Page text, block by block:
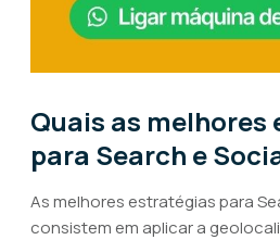
Quais as
para Search e
As melhores estratégias para
consistem em aplicar a